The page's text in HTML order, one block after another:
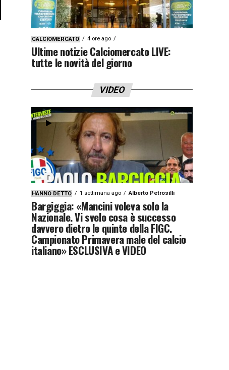
CALCIOMERCATO 4 ore ago
Ultime notizie Calciomercato LIVE:
tutte le novità del giorno
VIDEO
HANNO DETTO 1 settimana ago Alberto Petrosilli
Bargiggia: «Mancini voleva solo la
Nazionale. Vi svelo cosa è successo
davvero dietro le quinte della FIGC.
Campionato Primavera male del calcio
italiano» ESCLUSIVA e VIDEO